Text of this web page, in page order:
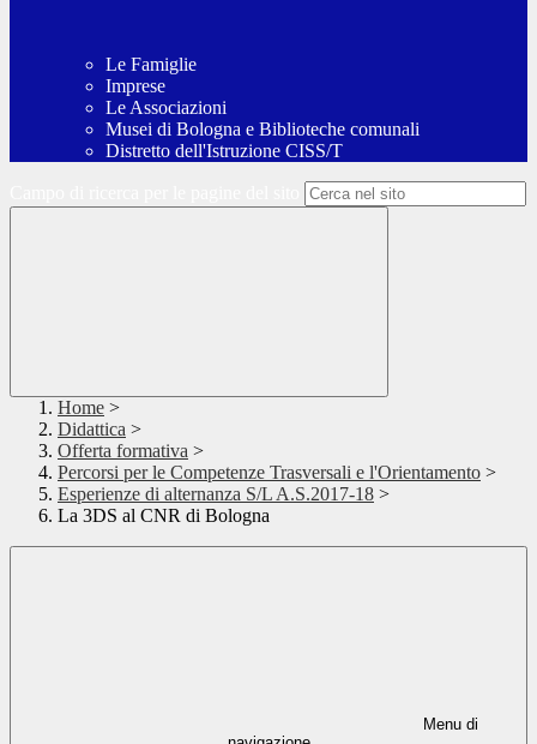
Le Famiglie
Imprese
Le Associazioni
Musei di Bologna e Biblioteche comunali
Distretto dell'Istruzione CISS/T
Home >
Didattica >
Offerta formativa >
Percorsi per le Competenze Trasversali e l'Orientamento >
Esperienze di alternanza S/L A.S.2017-18 >
La 3DS al CNR di Bologna
Menu di